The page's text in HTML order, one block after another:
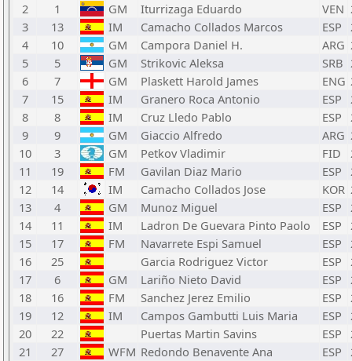
2
1 GM Iturrizaga Eduardo VEN
3
13 IM Camacho Collados Marcos ESP
4
10 GM Campora Daniel H. ARG
5
5 GM Strikovic Aleksa SRB
6
7 GM Plaskett Harold James ENG
7
15 IM Granero Roca Antonio ESP
8
8 IM Cruz Lledo Pablo ESP
9
9 GM Giaccio Alfredo ARG
10
3 GM Petkov Vladimir FID
11
19 FM Gavilan Diaz Mario ESP
12
14 IM Camacho Collados Jose KOR
13
4 GM Munoz Miguel ESP
14
11 IM Ladron De Guevara Pinto Paolo ESP
15
17 FM Navarrete Espi Samuel ESP
16
25 Garcia Rodriguez Victor ESP
17
6 GM Lariño Nieto David ESP
18
16 FM Sanchez Jerez Emilio ESP
19
12 IM Campos Gambutti Luis Maria ESP
20
22 Puertas Martin Savins ESP
21
27 WFM Redondo Benavente Ana ESP